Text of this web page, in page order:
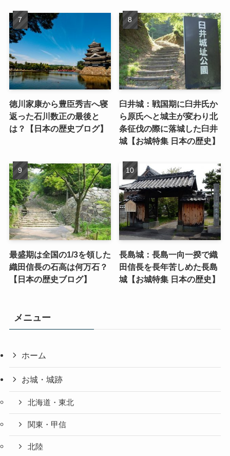
徳川家康から豊臣秀吉へ寝
返った石川数正の最後と
は？【日本の歴史ブログ】
臼井城：戦国期に臼井氏か
ら原氏へと城主が変わり北
条征伐の際に落城した臼井
城【お城特集 日本の歴史】
最盛期は全国の1/3を領した
織田信長の石高は何万石？
【日本の歴史ブログ】
長島城：長島一向一揆で織
田信長を長年苦しめた長島
城【お城特集 日本の歴史】
メニュー
ホーム
お城・城跡
北海道・東北
関東・甲信
北陸